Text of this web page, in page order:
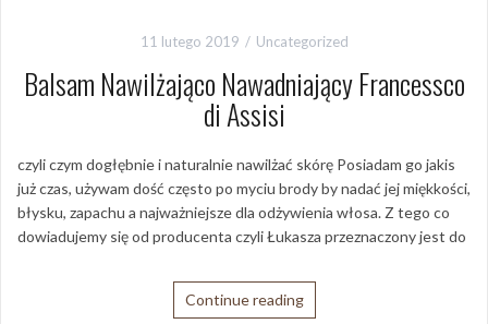
11 lutego 2019 Uncategorized
Balsam Nawilżająco Nawadniający Francessco
di Assisi
czyli czym dogłębnie i naturalnie nawilżać skórę Posiadam go jakis
już czas, używam dość często po myciu brody by nadać jej miękkości,
błysku, zapachu a najważniejsze dla odżywienia włosa. Z tego co
dowiadujemy się od producenta czyli Łukasza przeznaczony jest do
Continue reading